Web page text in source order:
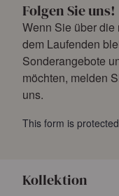
Folgen Sie uns!
Wenn Sie über
dem Laufenden
Sonderangebote
möchten, melden
uns.
This form is
Kollektion